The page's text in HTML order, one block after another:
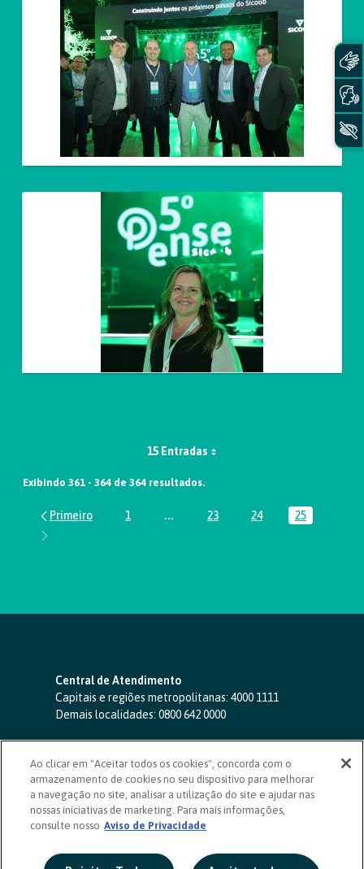
15 Entradas
Exibindo 361 - 364 de 364 resultados.
Página
1 ...Páginas intermediárias Usar ABA
Página
23 Página
24 Página
25
Central de Atendimento
Capitais e regiões metropolitanas: 4000 1111
Demais localidades: 0800 642 0000
SAC 24 horas-0800 724 4420
Ouvidoria
0800 725 0996
(de segunda a sexta, das 8h às 20h)
ouvidoriasicoob.com.br
Deficientes auditivos ou de fala
Ao clicar em "Aceitar todos os cookies", concorda com o
armazenamento de cookies no seu dispositivo para melhorar
a navegação no site, analisar a utilização do site e ajudar nas
nossas iniciativas de marketing. Para mais informações,
consulte nosso Aviso de Privacidade